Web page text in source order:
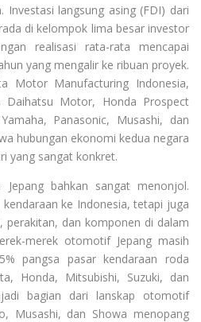
Investasi langsung asing (FDI) dari
di kelompok lima besar investor
realisasi rata-rata mencapai
yang mengalir ke ribuan proyek.
Motor Manufacturing Indonesia,
Motor, Honda Prospect
Panasonic, Musashi, dan
hubungan ekonomi kedua negara
yang sangat konkret.
bahkan sangat menonjol.
ke Indonesia, tetapi juga
perakitan, dan komponen di dalam
merek otomotif Jepang masih
pangsa pasar kendaraan roda
Honda, Mitsubishi, Suzuki, dan
bagian dari lanskap otomotif
Musashi, dan Showa menopang